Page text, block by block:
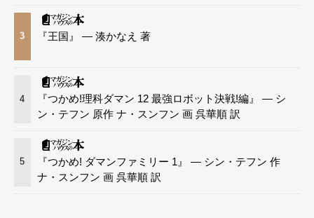
3 『王国』 — 湊かなえ 著
4
『つかめ!理科ダマン 12 最強ロボット決戦!編』 — シ
ン・テフン 原作 ナ・スンフン 画 呉華順 訳
5
『つかめ! ダマンファミリー 1』 — シン・テフン 作
ナ・スンフン 画 呉華順 訳